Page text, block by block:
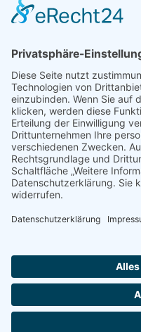
© Förderverein des Dr.-
Chemnitz •
Vertrag widerrufen